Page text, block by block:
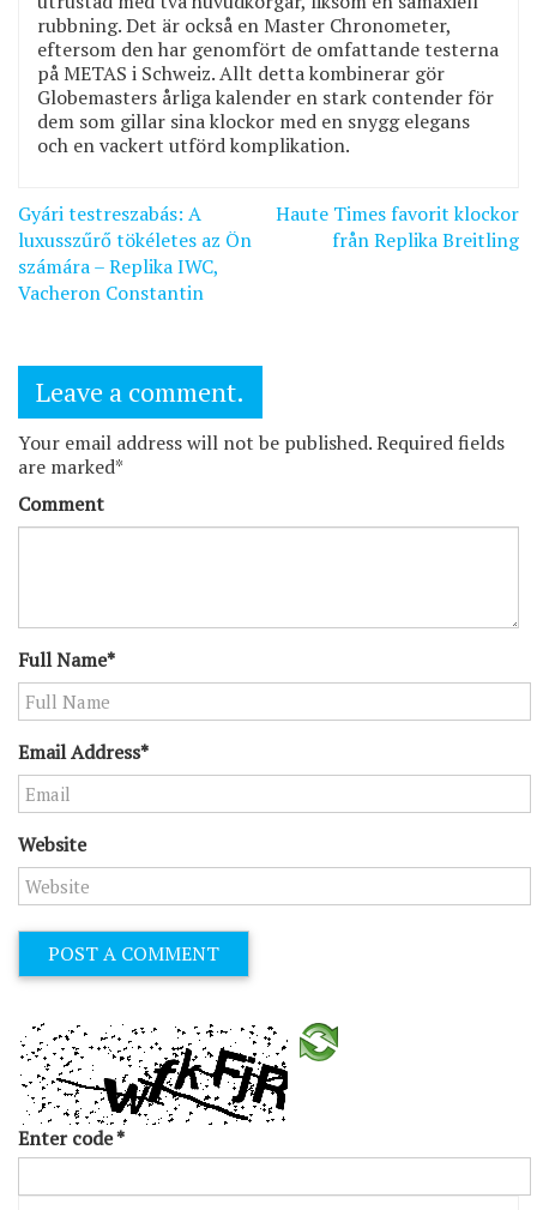
rubbning. Det är också en Master Chronometer,
eftersom den har genomfört de omfattande testerna
på METAS i Schweiz. Allt detta kombinerar gör
Globemasters årliga kalender en stark contender för
dem som gillar sina klockor med en snygg elegans
och en vackert utförd komplikation.
Bejegyzés
navigáció
Gyári testreszabás: A
luxusszűrő tökéletes az Ön
számára – Replika IWC,
Vacheron Constantin
Haute Times favorit klockor
från Replika Breitling
Leave a comment.
Your email address will not be published. Required fields
are marked*
Comment
Full Name*
Email Address*
Website
Enter code*